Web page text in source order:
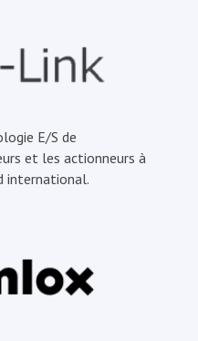
E/S de
et les actionneurs à
international.